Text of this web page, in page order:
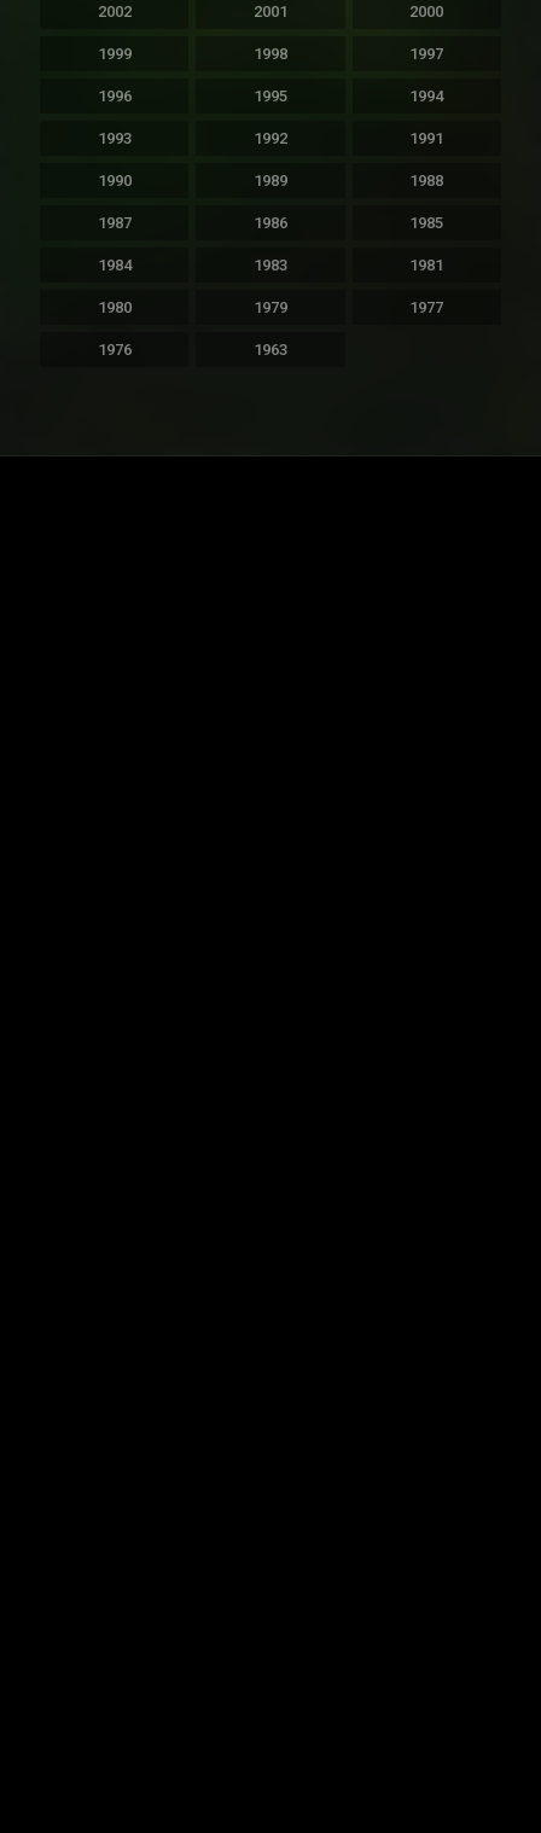
2002 2001 2000
1999 1998 1997
1996 1995 1994
1993 1992 1991
1990 1989 1988
1987 1986 1985
1984 1983 1981
1980 1979 1977
1976 1963